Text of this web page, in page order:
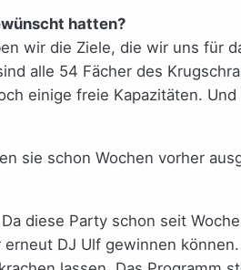
hatten?
wir die Ziele, die wir uns für
alle 54 Fächer des
einige freie Kapazitäten.
sie schon Wochen vorher
diese Party schon seit
DJ Ulf gewinnen